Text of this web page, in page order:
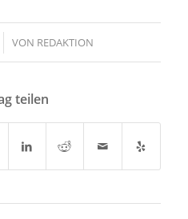
VON REDAKTION
teilen